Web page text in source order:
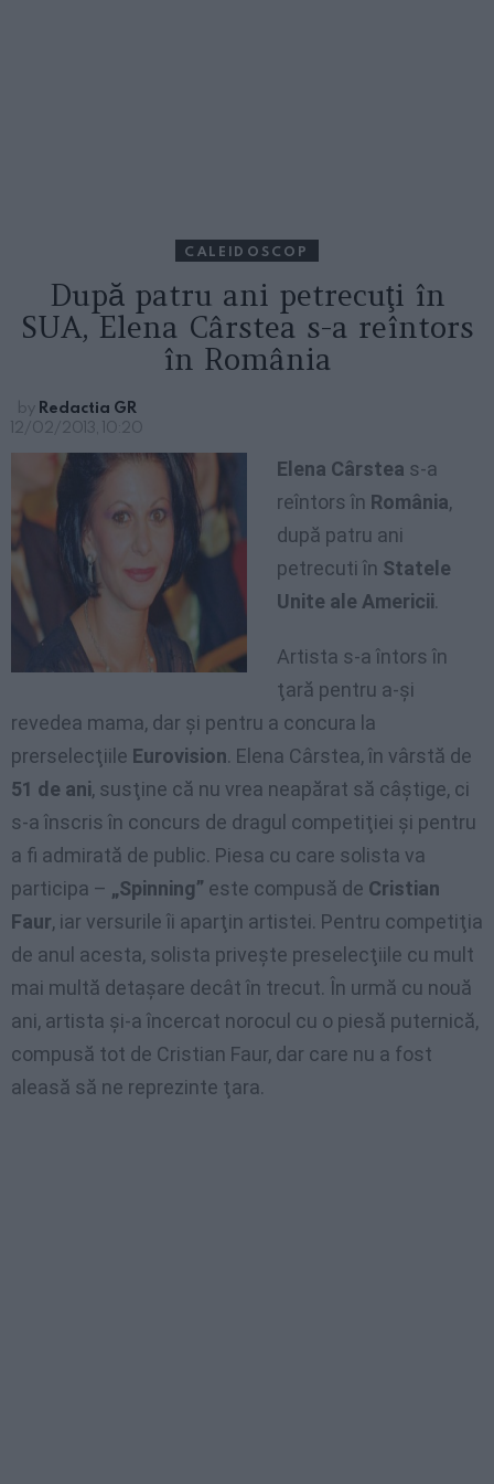
CALEIDOSCOP
După patru ani petrecuţi în
SUA, Elena Cârstea s-a reîntors
în România
by Redactia GR
12/02/2013, 10:20
Elena Cârstea s-a
reîntors în România,
după patru ani
petrecuti în Statele
Unite ale Americii.
Artista s-a întors în
ţară pentru a-şi
revedea mama, dar şi pentru a concura la
prerselecţiile Eurovision. Elena Cârstea, în vârstă de
51 de ani, susţine că nu vrea neapărat să câştige, ci
s-a înscris în concurs de dragul competiţiei şi pentru
a fi admirată de public. Piesa cu care solista va
participa – „Spinning” este compusă de Cristian
Faur, iar versurile îi aparţin artistei. Pentru competiţia
de anul acesta, solista priveşte preselecţiile cu mult
mai multă detaşare decât în trecut. În urmă cu nouă
ani, artista şi-a încercat norocul cu o piesă puternică,
compusă tot de Cristian Faur, dar care nu a fost
aleasă să ne reprezinte ţara.